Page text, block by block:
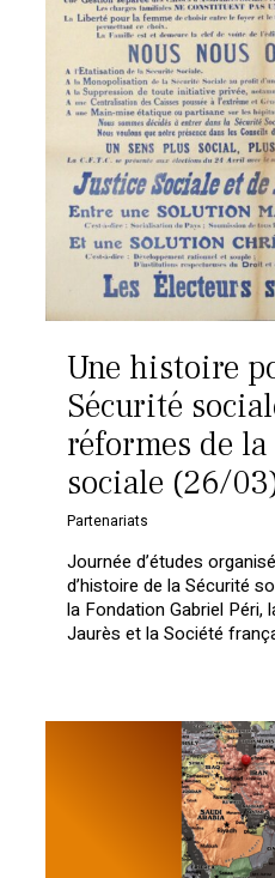
Une histoire
Sécurité
réformes de
sociale (26/
Partenariats
Journée d’études
d’histoire de la Sécurité
la Fondation Gabriel Péri,
Jaurès et la Société